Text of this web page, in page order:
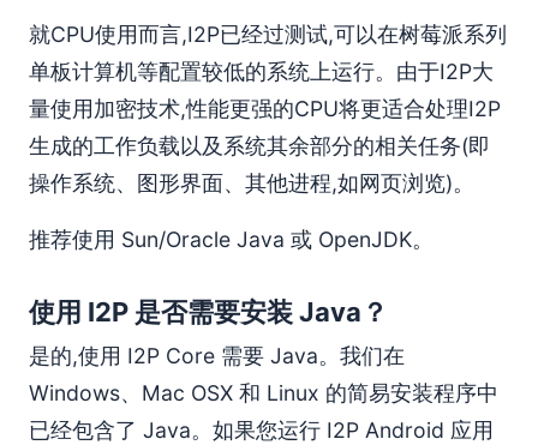
我无法通过 I2P 访问常规互联网站点。
我无法通过 I2P 访问 https:// 或 ftp:// 站点。
为什么我的 router 占用过多 CPU？
我的活跃节点/已知节点/参与的隧道/连接数/带宽随时间变
化很大！有什么问题吗？
与常规互联网相比，是什么导致 I2P 上的下载、种子、网
我认为我发现了一个错误，我可以在哪里报告它？
就CPU使用而言,I2P已经过测试,可以在树莓派系列
单板计算机等配置较低的系统上运行。由于I2P大
量使用加密技术,性能更强的CPU将更适合处理I2P
生成的工作负载以及系统其余部分的相关任务(即
操作系统、图形界面、其他进程,如网页浏览)。
推荐使用 Sun/Oracle Java 或 OpenJDK。
使用 I2P 是否需要安装 Java？
是的,使用 I2P Core 需要 Java。我们在
Windows、Mac OSX 和 Linux 的简易安装程序中
已经包含了 Java。如果您运行 I2P Android 应用